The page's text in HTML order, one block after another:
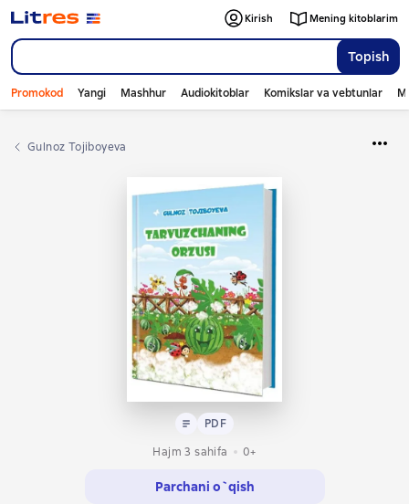
Topish
Kirish Mening kitoblarim
Promokod Yangi Mashhur Audiokitoblar Komikslar va vebtunlar
Gulnoz Tojiboyeva
Matn PDF
PDF
Hajm 3 sahifa
0+
Parchani o`qish